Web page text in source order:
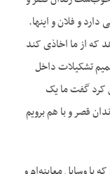
و فلان و اینها.
که از ما اخاذی کند
تشکیلات داخل
کرد گفت ما یک
قصر و با هم برویم